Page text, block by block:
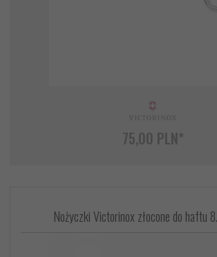
75,00 PLN*
Nożyczki Victorinox złocone do haftu